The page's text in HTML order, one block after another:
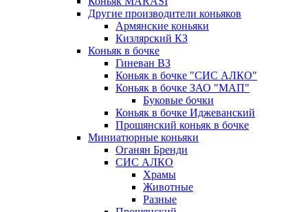
Другие производители коньяков
Армянские коньяки
Кизлярский КЗ
Коньяк в бочке
Гиневан ВЗ
Коньяк в бочке "СИС АЛКО"
Коньяк в бочке ЗАО "МАП"
Буковые бочки
Коньяк в бочке Иджеванский
Прошянский коньяк в бочке
Миниатюрные коньяки
Оганян Бренди
СИС АЛКО
Храмы
Животные
Разные